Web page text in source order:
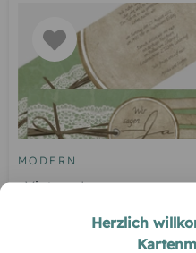
MODERN
Vintage Lace
Herzlich